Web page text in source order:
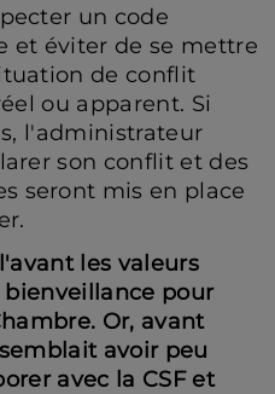
un code
et éviter de se mettre
de conflit
ou apparent. Si
l'administrateur
son conflit et des
seront mis en place
les valeurs
pour
Or, avant
avoir peu
avec la CSF et